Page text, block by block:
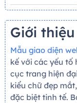
Giới
Mẫu giao diện
kế với các yếu tố
cục trang hiện
kiểu chữ đẹp
đặc biệt tinh tế.